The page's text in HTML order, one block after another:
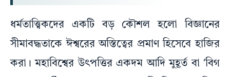
ধর্মতাত্ত্বিকদের একটি বড় কৌশল হলো বিজ্ঞানের
সীমাবদ্ধতাকে ঈশ্বরের অস্তিত্বের প্রমাণ হিসেবে হাজির
করা। মহাবিশ্বের উৎপত্তির একদম আদি মুহূর্ত বা ‘বিগ